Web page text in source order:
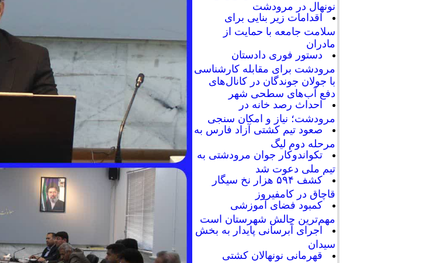
نونهال در مرودشت
اقدامات زیر بنایی برای
سلامت جامعه با حمایت از
مادران
دستور فوری دادستان
مرودشت برای مقابله کارشناسی
با جولان جوندگان در کانال‌های
دفع آب‌های سطحی شهر
احداث رصد خانه در
مرودشت؛ نیاز و امکان سنجی
صعود تیم کشتی آزاد فارس به
مرحله دوم لیگ
تکواندوکار جوان مرودشتی به
تیم ملی دعوت شد
کشف ۵۹۴ هزار نخ سیگار
قاچاق در کامفیروز
کمبود فضای آموزشی
مهم‌ترین چالش شهرستان است
اجرای آبرسانی پایدار به بخش
سیدان
قهرمانی نونهالان کشتی